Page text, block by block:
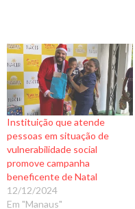
Instituição que atende
pessoas em situação de
vulnerabilidade social
promove campanha
beneficente de Natal
12/12/2024
Em "Manaus"